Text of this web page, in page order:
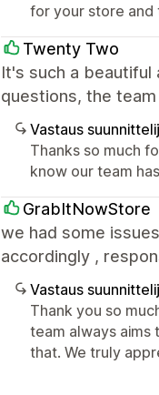
for your store and
Twenty Two
It's such a beautiful
questions, the
Vastaus
Thanks so much
know our team
GrabItNowStore
we had some
accordingly ,
Vastaus
Thank you so
team always aims
that. We truly